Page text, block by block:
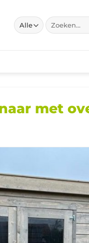
Zoeken
naar:
met